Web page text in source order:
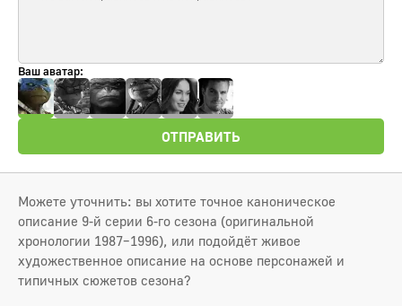
Ваш аватар:
ОТПРАВИТЬ
Можете уточнить: вы хотите точное каноническое
описание 9-й серии 6-го сезона (оригинальной
хронологии 1987–1996), или подойдёт живое
художественное описание на основе персонажей и
типичных сюжетов сезона?